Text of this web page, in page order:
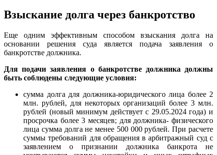
Взыскание долга через банкротство
Еще одним эффективным способом взыскания долга на
основании решения суда является подача заявления о
банкротстве должника.
Для подачи заявления о банкротстве должника должны
быть соблюдены следующие условия:
сумма долга для должника-юридического лица более 2
млн. рублей, для некоторых организаций более 3 млн.
рублей (новый минимум действует с 29.05.2024 года) и
просрочка более 3 месяцев; для должника- физического
лица сумма долга не менее 500 000 рублей. При расчете
суммы требований для обращения в арбитражный суд с
заявлением о признании должника банкрота не